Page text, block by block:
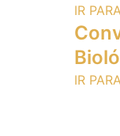
IR
IR